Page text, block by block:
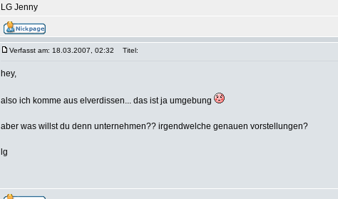
LG Jenny
Verfasst am: 18.03.2007, 02:32 Titel:
hey,
also ich komme aus elverdissen... das ist ja umgebung
aber was willst du denn unternehmen?? irgendwelche genauen vorstellungen?
lg